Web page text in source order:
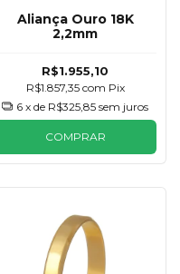
Aliança Ouro 18K
2,2mm
R$1.955,10
R$1.857,35 com Pix
6 x de R$325,85 sem juros
COMPRAR